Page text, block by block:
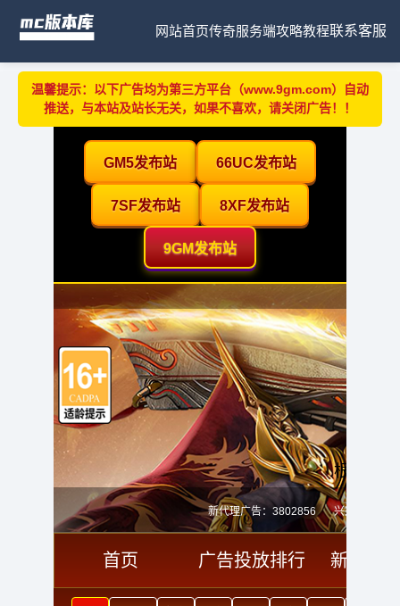
网站首页传奇服务端攻略教程联系客服
温馨提示：以下广告均为第三方平台（www.9gm.com）自动
推送，与本站及站长无关，如果不喜欢，请关闭广告！！